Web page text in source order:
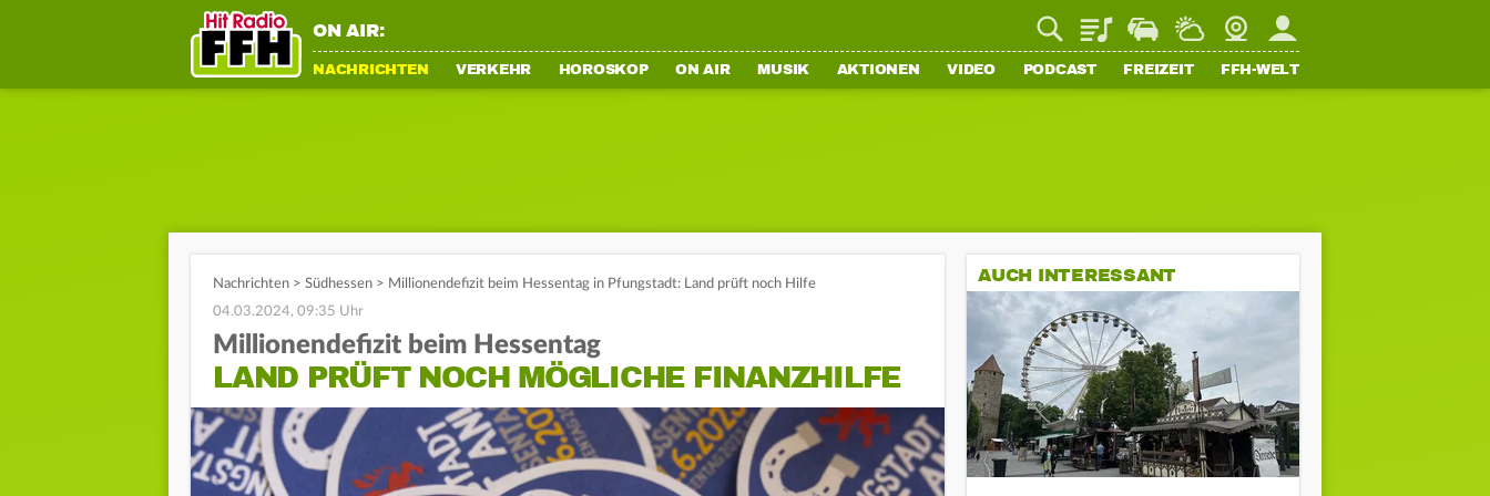
ON AIR: PlaylistStaupilotWetterWebcamMein FFH
NACHRICHTEN VERKEHR HOROSKOP ON AIR MUSIK AKTIONEN VIDEO PODCAST FREIZEIT FFH-WELT
Nachrichten > Südhessen > Millionendefizit beim Hessentag in Pfungstadt: Land prüft noch Hilfe
04.03.2024, 09:35 Uhr
Millionendefizit beim Hessentag
LAND PRÜFT NOCH MÖGLICHE FINANZHILFE
AUCH INTERESSANT